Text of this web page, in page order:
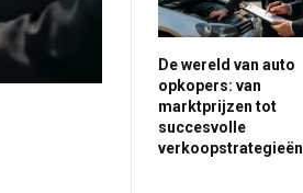
De wereld van auto
opkopers: van
marktprijzen tot
succesvolle
verkoopstrategieën